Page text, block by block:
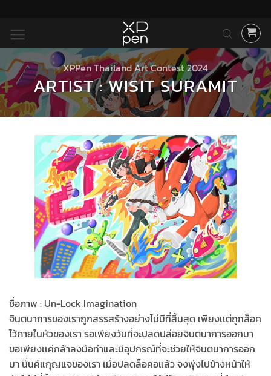
ยัง
เนื้อหา
XPPen Thailand Art Contest 2024
ARTIST : WISIT SURAMIT
ชื่อภาพ : Un-Lock Imagination
จินตนาการของเราถูกสรรสร้างอย่างไม่มีที่สิ้นสุด เพียงเเต่ถูกล็อค
ไว้ภายในหัวของเรา รอเพียงวันที่จะปลดปล่อยจินตนาการออกมา
ขอเพียงเเค่กล้าลงมือทำและมีอุปกรณ์ที่จะช่วยให้จินตนาการออก
มา นั่นคืแกุญแจของเรา เมื่อปลดล็อคอแล้ว จงพุ่งไปข้างหน้าให้